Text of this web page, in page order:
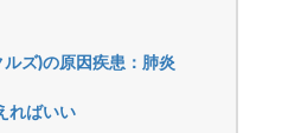
ズ)の原因疾患：肺炎
ればいい